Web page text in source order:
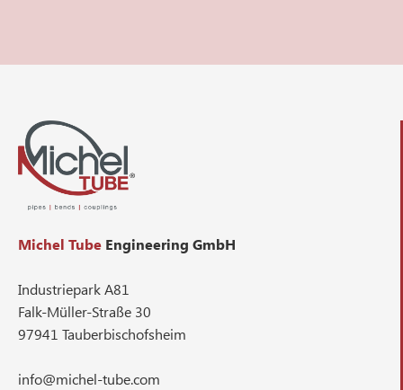
Michel Tube Engineering GmbH
Industriepark A81
Falk-Müller-Straße 30
97941 Tauberbischofsheim
info@michel-tube.com